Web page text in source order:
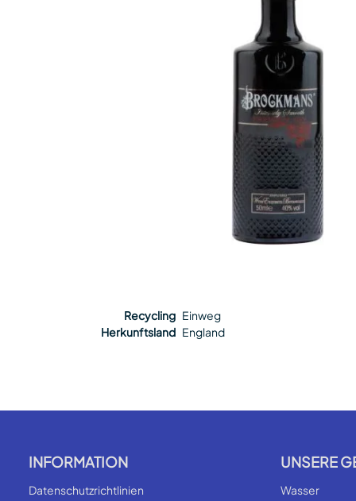
Recycling Einweg
Herkunftsland England
INFORMATION
Datenschutzrichtlinien
UNSERE
Wasser